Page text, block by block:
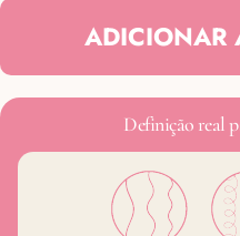
ADICIONAR
Definição real